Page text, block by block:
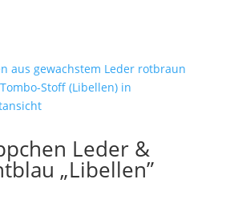
Leder &
„Libellen”